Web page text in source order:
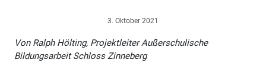
3. Oktober 2021
Von Ralph Hölting, Projektleiter Außerschulische
Bildungsarbeit Schloss Zinneberg